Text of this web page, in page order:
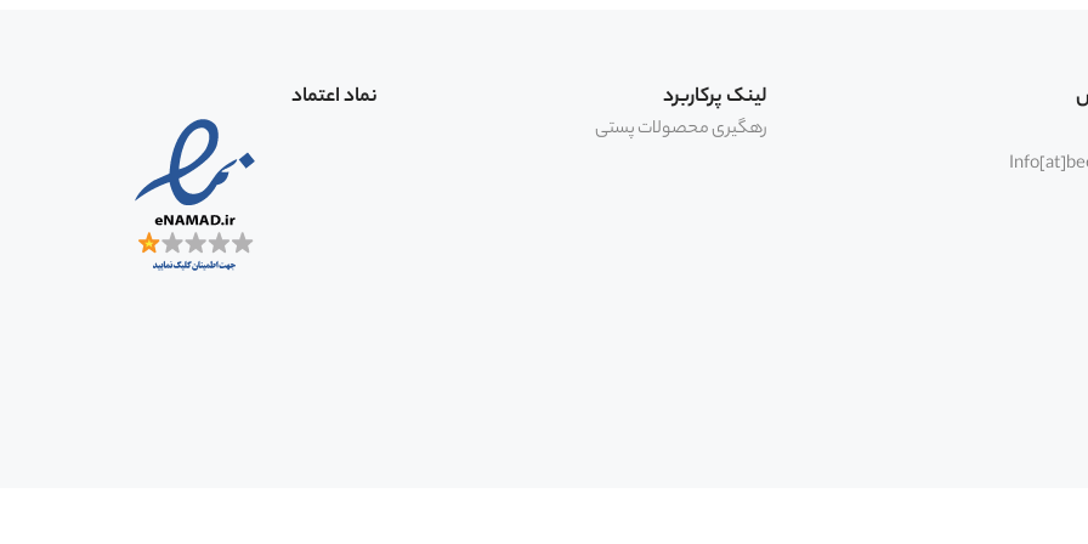
لینک پرکاربرد
رهگیری محصولات پستی
نماد اعتماد